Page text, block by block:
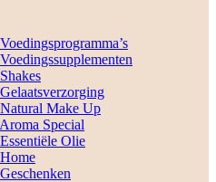
Make Up
Special
Olie